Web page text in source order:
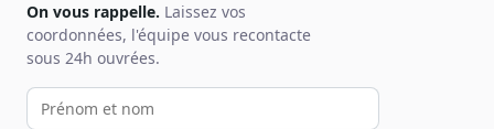
On vous rappelle. Laissez vos
coordonnées, l'équipe vous recontacte
sous 24h ouvrées.
Votre prénom et nom
Votre email
Votre téléphone